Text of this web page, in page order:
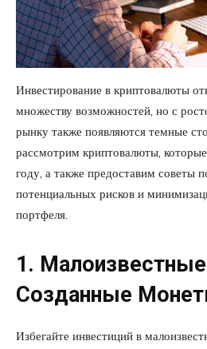
Инвестирование в криптовалюты
множеству возможностей, но с
рынку также появляются темные
рассмотрим криптовалюты,
году, а также предоставим советы
потенциальных рисков и
портфеля.
1.
Созданные
Избегайте инвестиций в